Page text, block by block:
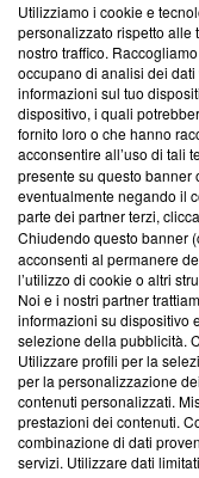
Questa sezione offre
News, sui nostri
creare news di
‘Trust Project - News
ancora membro del
parte; Trust Project
conformità agli
Su di noi
Team editoriale
Corporate
Redazione
Informativa Privacy
Cookie Policy
Utilizziamo i cookie e
personalizzato rispetto alle
nostro traffico.
occupano di analisi dei
informazioni sul tuo
dispositivo, i quali
fornito loro o che hanno
acconsentire all’uso di tali
presente su questo
eventualmente negando il
parte dei partner terzi,
Chiudendo questo banner
acconsenti al permanere
l’utilizzo di cookie o altri
Noi e i nostri partner
informazioni su dispositivo
selezione della pubblicità.
Utilizzare profili per la
per la personalizzazione
contenuti personalizzati.
prestazioni dei contenuti.
combinazione di dati
servizi. Utilizzare dati